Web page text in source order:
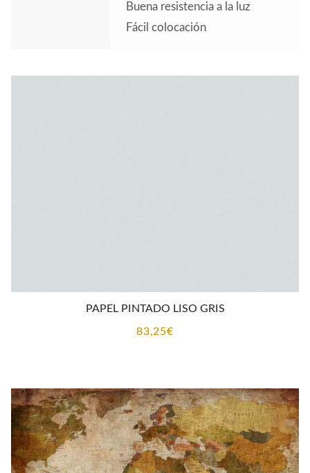
Buena resistencia a la luz
Fácil colocación
PAPEL PINTADO LISO GRIS
83,25€